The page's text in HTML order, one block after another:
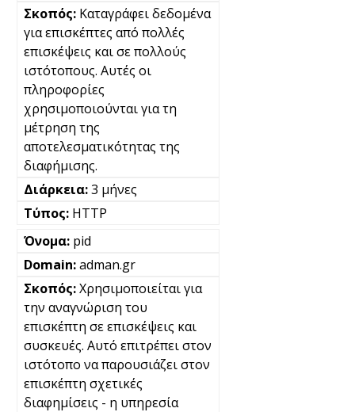
Καταγράφει δεδομένα
για επισκέπτες από πολλές
επισκέψεις και σε πολλούς
ιστότοπους. Αυτές οι
πληροφορίες
χρησιμοποιούνται για τη
μέτρηση της
αποτελεσματικότητας της
διαφήμισης.
3 μήνες
HTTP
pid
adman.gr
Χρησιμοποιείται για
την αναγνώριση του
επισκέπτη σε επισκέψεις και
συσκευές. Αυτό επιτρέπει στον
ιστότοπο να παρουσιάζει στον
επισκέπτη σχετικές
διαφημίσεις - η υπηρεσία